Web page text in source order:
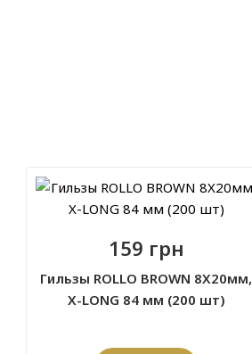
159 грн
Гильзы ROLLO BROWN 8X20мм,
X-LONG 84 мм (200 шт)